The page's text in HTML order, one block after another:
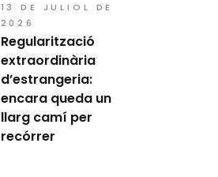
13 DE JULIOL DE
2026
Regularització
extraordinària
d’estrangeria:
encara queda un
llarg camí per
recórrer